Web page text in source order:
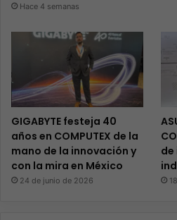
Hace 4 semanas
GIGABYTE festeja 40
años en COMPUTEX de la
mano de la innovación y
con la mira en México
24 de junio de 2026
de